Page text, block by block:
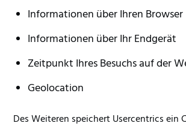
Informationen über Ihren Browser
Informationen über Ihr Endgerät
Zeitpunkt Ihres Besuchs auf der
Geolocation
Des Weiteren speichert Usercentrics ein